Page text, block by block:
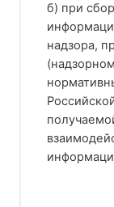
б) при
надзора,